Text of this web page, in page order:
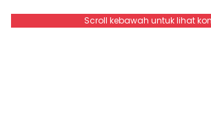
Scroll kebawah untuk lihat